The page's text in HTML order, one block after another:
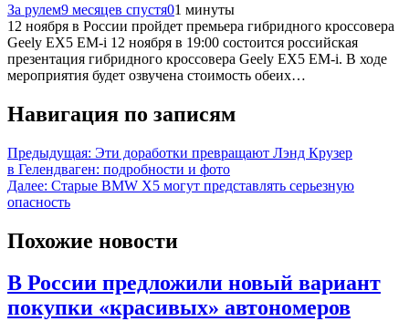
За рулем9 месяцев спустя01 минуты
12 ноября в России пройдет премьера гибридного кроссовера
Geely EX5 EM-i 12 ноября в 19:00 состоится российская
презентация гибридного кроссовера Geely EX5 EM-i. В ходе
мероприятия будет озвучена стоимость обеих…
Навигация по записям
Предыдущая: Эти доработки превращают Лэнд Крузер
в Гелендваген: подробности и фото
Далее: Старые BMW X5 могут представлять серьезную
опасность
Похожие новости
В России предложили новый вариант
покупки «красивых» автономеров